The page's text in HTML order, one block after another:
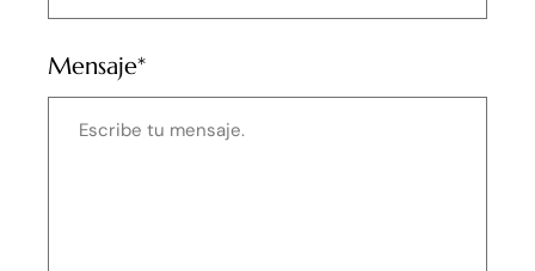
Mensaje*